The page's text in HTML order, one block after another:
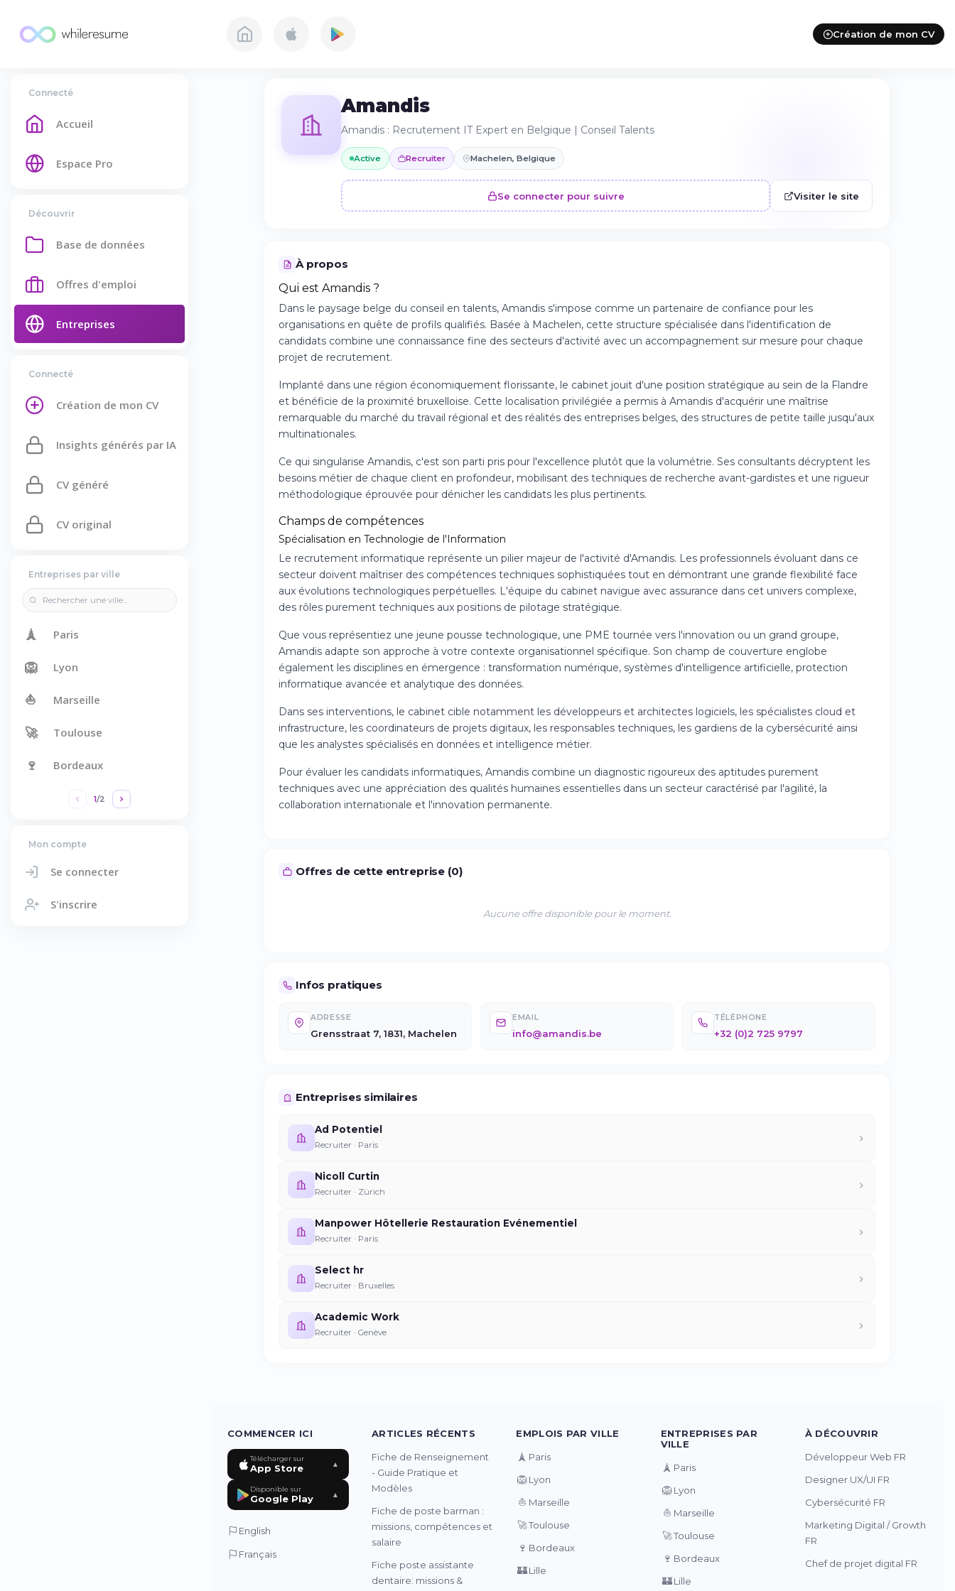
Création de mon CV
Connecté
Accueil
Espace Pro
Découvrir
Base de données
Offres d'emploi
Entreprises
Connecté
Création de mon CV
Insights générés par IA
CV généré
CV original
Entreprises par ville
🗼 Paris
🦁 Lyon
⛵ Marseille
🚀 Toulouse
🍷 Bordeaux
1/2
Mon compte
Se connecter
S'inscrire
Amandis
Amandis : Recrutement IT Expert en Belgique | Conseil Talents
Active Recruiter Machelen, Belgique
Se connecter pour suivre Visiter le site
À propos
Qui est Amandis ?
Dans le paysage belge du conseil en talents, Amandis s'impose comme un partenaire de confiance pour les
organisations en quête de profils qualifiés. Basée à Machelen, cette structure spécialisée dans l'identification de
candidats combine une connaissance fine des secteurs d'activité avec un accompagnement sur mesure pour chaque
projet de recrutement.
Implanté dans une région économiquement florissante, le cabinet jouit d'une position stratégique au sein de la Flandre
et bénéficie de la proximité bruxelloise. Cette localisation privilégiée a permis à Amandis d'acquérir une maîtrise
remarquable du marché du travail régional et des réalités des entreprises belges, des structures de petite taille jusqu'aux
multinationales.
Ce qui singularise Amandis, c'est son parti pris pour l'excellence plutôt que la volumétrie. Ses consultants décryptent les
besoins métier de chaque client en profondeur, mobilisant des techniques de recherche avant-gardistes et une rigueur
méthodologique éprouvée pour dénicher les candidats les plus pertinents.
Champs de compétences
Spécialisation en Technologie de l'Information
Le recrutement informatique représente un pilier majeur de l'activité d'Amandis. Les professionnels évoluant dans ce
secteur doivent maîtriser des compétences techniques sophistiquées tout en démontrant une grande flexibilité face
aux évolutions technologiques perpétuelles. L'équipe du cabinet navigue avec assurance dans cet univers complexe,
des rôles purement techniques aux positions de pilotage stratégique.
Que vous représentiez une jeune pousse technologique, une PME tournée vers l'innovation ou un grand groupe,
Amandis adapte son approche à votre contexte organisationnel spécifique. Son champ de couverture englobe
également les disciplines en émergence : transformation numérique, systèmes d'intelligence artificielle, protection
informatique avancée et analytique des données.
Dans ses interventions, le cabinet cible notamment les développeurs et architectes logiciels, les spécialistes cloud et
infrastructure, les coordinateurs de projets digitaux, les responsables techniques, les gardiens de la cybersécurité ainsi
que les analystes spécialisés en données et intelligence métier.
Pour évaluer les candidats informatiques, Amandis combine un diagnostic rigoureux des aptitudes purement
techniques avec une appréciation des qualités humaines essentielles dans un secteur caractérisé par l'agilité, la
collaboration internationale et l'innovation permanente.
Offres de cette entreprise (0)
Aucune offre disponible pour le moment.
Infos pratiques
ADRESSE
Grensstraat 7, 1831, Machelen
EMAIL
info@amandis.be
TÉLÉPHONE
+32 (0)2 725 9797
Entreprises similaires
Ad Potentiel
Recruiter · Paris
Nicoll Curtin
Recruiter · Zürich
Manpower Hôtellerie Restauration Evénementiel
Recruiter · Paris
Select hr
Recruiter · Bruxelles
Academic Work
Recruiter · Genève
COMMENCER ICI
Télécharger sur
App Store ▲
Disponible sur
Google Play ▲
English
Français
ARTICLES RÉCENTS
Fiche de Renseignement
- Guide Pratique et
Modèles
Fiche de poste barman :
missions, compétences et
salaire
Fiche poste assistante
dentaire: missions &
EMPLOIS PAR VILLE
🗼 Paris
🦁 Lyon
⛵ Marseille
🚀Toulouse
🍷 Bordeaux
🏰Lille
ENTREPRISES PAR
VILLE
🗼 Paris
🦁 Lyon
⛵ Marseille
🚀Toulouse
🍷 Bordeaux
🏰 Lille
À DÉCOUVRIR
Développeur Web FR
Designer UX/UI FR
Cybersécurité FR
Marketing Digital / Growth
FR
Chef de projet digital FR